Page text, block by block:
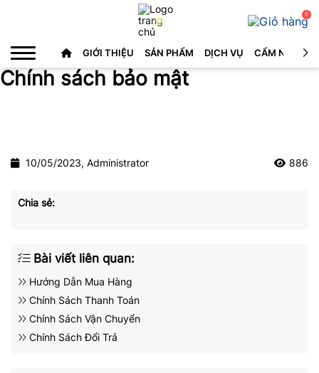
0
GIỚI THIỆU SẢN PHẨM DỊCH VỤ CẨM NANG
Chính sách bảo mật
10/05/2023, Administrator 886
Chia sẻ:
Bài viết liên quan:
Hướng Dẫn Mua Hàng
Chính Sách Thanh Toán
Chính Sách Vận Chuyển
Chính Sách Đổi Trả